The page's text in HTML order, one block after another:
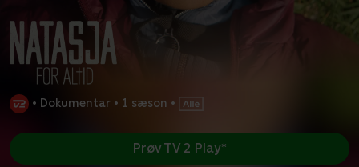
• Dokumentar • 1 sæson •
Prøv TV 2 Play*